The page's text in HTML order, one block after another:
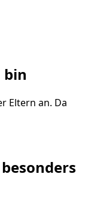
bin
Eltern an. Da
besonders